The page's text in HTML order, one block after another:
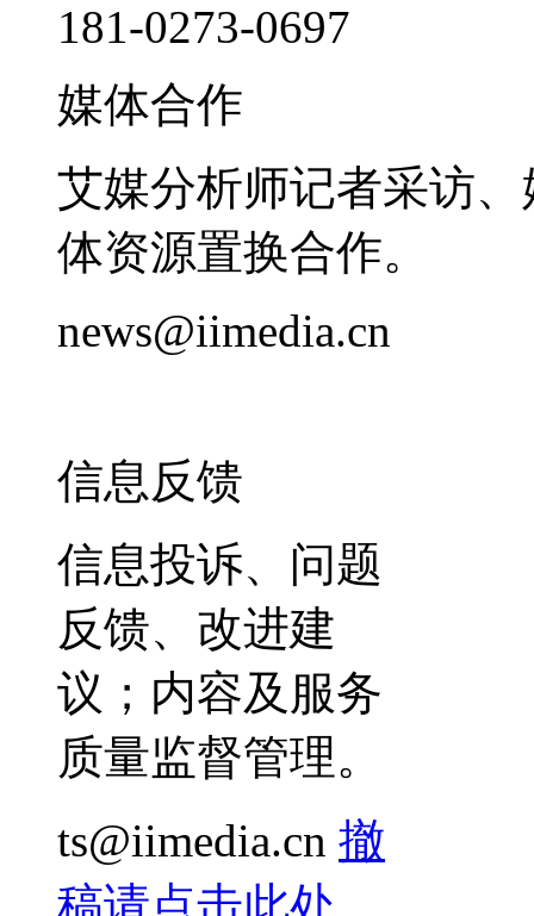
181-0273-0697
媒体合作
艾媒分析师记者采访
体资源置换合作。
news@iimedia.cn
信息反馈
信息投诉、问题
反馈、改进建
议；内容及服务
质量监督管理。
ts@iimedia.cn 撤
稿请点击此处